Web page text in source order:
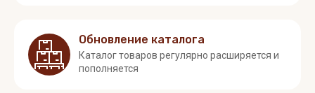
Обновление каталога
Каталог товаров регулярно расширяется и
пополняется